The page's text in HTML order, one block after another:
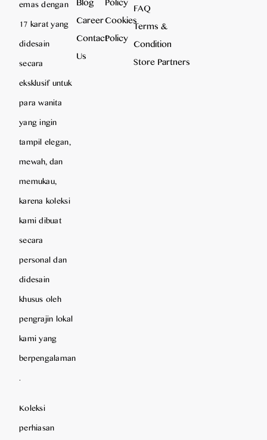
emas dengan
17 karat yang
didesain
secara
eksklusif untuk
para wanita
yang ingin
tampil elegan,
mewah, dan
memukau,
karena koleksi
kami dibuat
secara
personal dan
didesain
khusus oleh
pengrajin lokal
kami yang
berpengalaman
.
Koleksi
perhiasan
Career
Contact
Us
Cookies
Policy
FAQ
Terms &
Condition
Store Partners